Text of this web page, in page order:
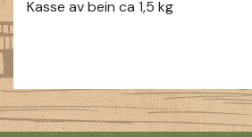
Kasse av bein ca 1,5 kg